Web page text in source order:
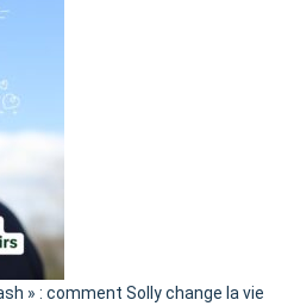
» : comment Solly change la vie